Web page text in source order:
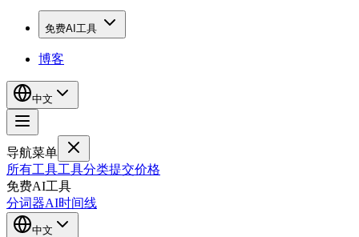
免费AI工具
博客
中文
导航菜单
所有工具工具分类提交价格
免费AI工具
分词器AI时间线
中文